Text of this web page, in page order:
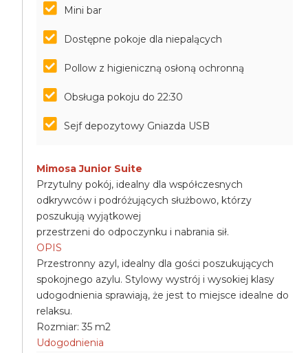
Mini bar
Dostępne pokoje dla niepalących
Pollow z higieniczną osłoną ochronną
Obsługa pokoju do 22:30
Sejf depozytowy Gniazda USB
Mimosa Junior Suite
Przytulny pokój, idealny dla współczesnych
odkrywców i podróżujących służbowo, którzy
poszukują wyjątkowej
przestrzeni do odpoczynku i nabrania sił.
OPIS
Przestronny azyl, idealny dla gości poszukujących
spokojnego azylu. Stylowy wystrój i wysokiej klasy
udogodnienia sprawiają, że jest to miejsce idealne do
relaksu.
Rozmiar: 35 m2
Udogodnienia